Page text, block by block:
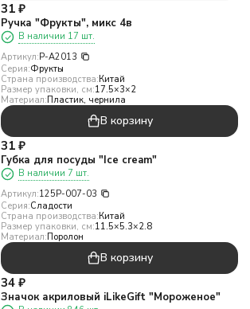
31 ₽
Ручка "Фрукты", микс 4в
В наличии 17 шт.
Артикул:Р-А2013
Серия:Фрукты
Страна производства:Китай
Размер упаковки, см:17.5×3×2
Материал:Пластик, чернила
В корзину
31 ₽
Губка для посуды "Ice cream"
В наличии 7 шт.
Артикул:125P-007-03
Серия:Сладости
Страна производства:Китай
Размер упаковки, см:11.5×5.3×2.8
Материал:Поролон
В корзину
34 ₽
Значок акриловый iLikeGift "Мороженое"